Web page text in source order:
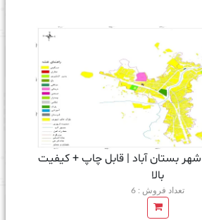
بستان آباد | قابل چاپ + کیفیت
بالا
تعداد فروش : 6